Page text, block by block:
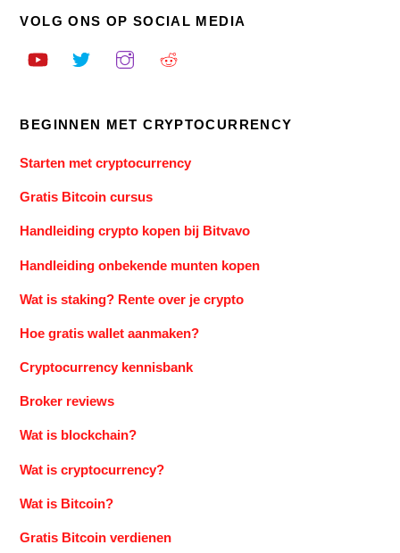
VOLG ONS OP SOCIAL MEDIA
BEGINNEN MET CRYPTOCURRENCY
Starten met cryptocurrency
Gratis Bitcoin cursus
Handleiding crypto kopen bij Bitvavo
Handleiding onbekende munten kopen
Wat is staking? Rente over je crypto
Hoe gratis wallet aanmaken?
Cryptocurrency kennisbank
Broker reviews
Wat is blockchain?
Wat is cryptocurrency?
Wat is Bitcoin?
Gratis Bitcoin verdienen